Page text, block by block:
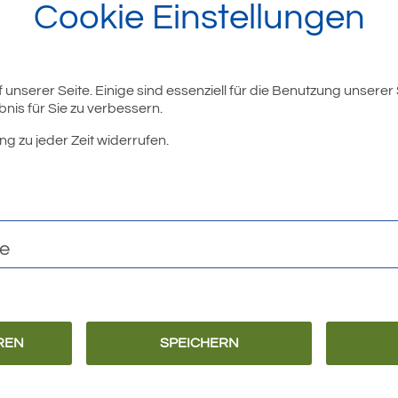
Cookie Einstellungen
Seite. Einige sind essenziell für die Benutzung
für Sie zu verbessern.
zu jeder Zeit widerrufen.
SPEICHERN